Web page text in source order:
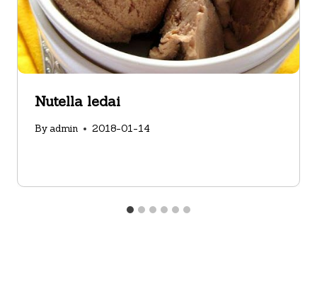
Nutella ledai
By admin 2018-01-14